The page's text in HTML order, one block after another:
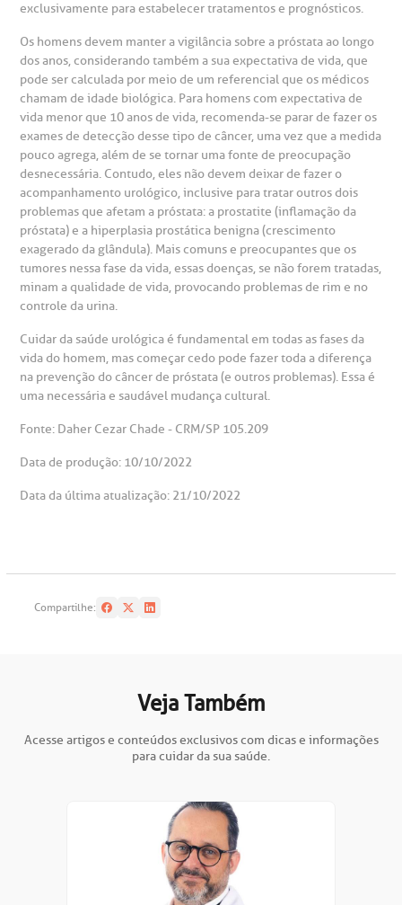
exclusivamente para estabelecer tratamentos e prognósticos.
Os homens devem manter a vigilância sobre a próstata ao longo
dos anos, considerando também a sua expectativa de vida, que
pode ser calculada por meio de um referencial que os médicos
chamam de idade biológica. Para homens com expectativa de
vida menor que 10 anos de vida, recomenda-se parar de fazer os
exames de detecção desse tipo de câncer, uma vez que a medida
pouco agrega, além de se tornar uma fonte de preocupação
desnecessária. Contudo, eles não devem deixar de fazer o
acompanhamento urológico, inclusive para tratar outros dois
problemas que afetam a próstata: a prostatite (inflamação da
próstata) e a hiperplasia prostática benigna (crescimento
exagerado da glândula). Mais comuns e preocupantes que os
tumores nessa fase da vida, essas doenças, se não forem tratadas,
minam a qualidade de vida, provocando problemas de rim e no
controle da urina.
Cuidar da saúde urológica é fundamental em todas as fases da
vida do homem, mas começar cedo pode fazer toda a diferença
na prevenção do câncer de próstata (e outros problemas). Essa é
uma necessária e saudável mudança cultural.
Fonte: Daher Cezar Chade - CRM/SP 105.209
Data de produção: 10/10/2022
Data da última atualização: 21/10/2022
Compartilhe:
Veja Também
Acesse artigos e conteúdos exclusivos com dicas e informações
para cuidar da sua saúde.